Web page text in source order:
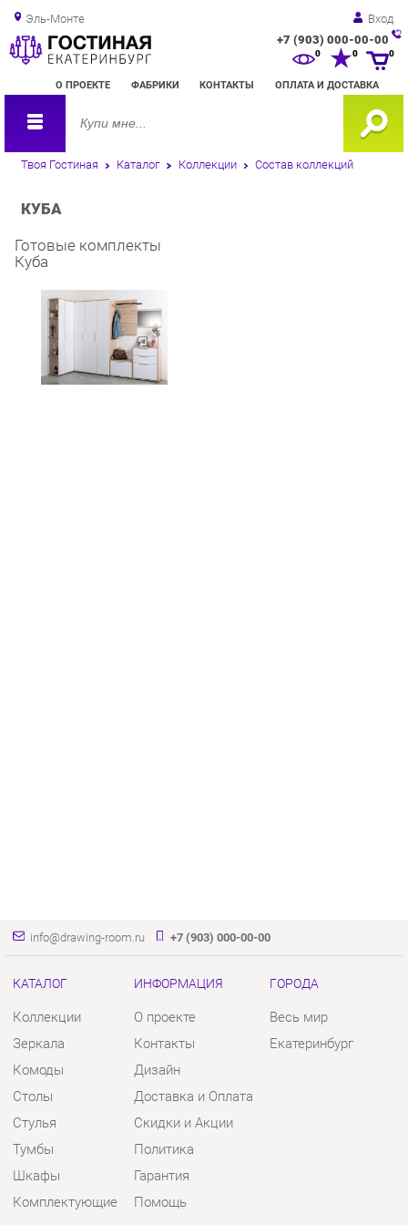
Эль-Монте Вход
+7 (903) 000-00-00
О ПРОЕКТЕ ФАБРИКИ КОНТАКТЫ ОПЛАТА И ДОСТАВКА
0 0
Твоя Гостиная Каталог Коллекции Состав коллекций
КУБА
Готовые комплекты
Куба
КАТАЛОГ
Коллекции
Комоды
Столы
Стулья
Тумбы
Шкафы
Комплектующие
ИНФОРМАЦИЯ
О проекте
Дизайн
Доставка и Оплата
Скидки и Акции
Политика
Гарантия
Помощь
ГОРОДА
Весь мир
КОНТАКТЫ